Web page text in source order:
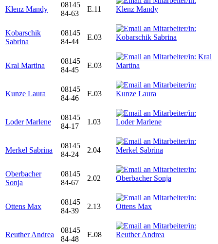
Klenz Mandy
08145
84-63
E.11
Kobarschik
Sabrina
08145
84-44
E.03
Kral Martina
08145
84-45
E.03
Kunze Laura
08145
84-46
E.03
Loder Marlene
08145
84-17
1.03
Merkel Sabrina
08145
84-24
2.04
Oberbacher
Sonja
08145
84-67
2.02
Ottens Max
08145
84-39
2.13
Reuther Andrea
08145
84-48
E.08